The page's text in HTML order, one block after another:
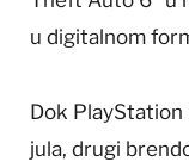
u digitalnom
Dok PlayStation
jula, drugi